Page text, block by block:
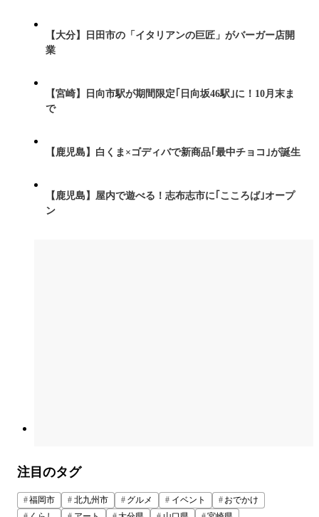
【大分】日田市の「イタリアンの巨匠」がバーガー店開
業
【宮崎】日向市駅が期間限定｢日向坂46駅｣に！10月末ま
で
【鹿児島】白くま×ゴディバで新商品｢最中チョコ｣が誕生
【鹿児島】屋内で遊べる！志布志市に｢こころば｣オープ
ン
注目のタグ
福岡市 北九州市 グルメ イベント
おでかけ